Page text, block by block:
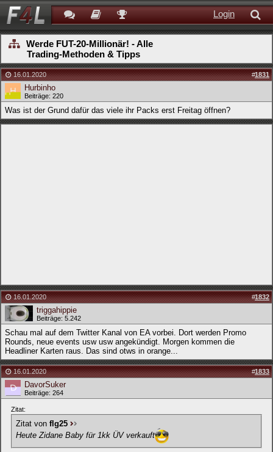
Login
Werde FUT-20-Millionär! - Alle
Trading-Methoden & Tipps
16.01.2020 #1831
Hurbinho
Beiträge: 220
Was ist der Grund dafür das viele ihr Packs erst Freitag öffnen?
16.01.2020 #1832
triggahippie
Beiträge: 5.242
Schau mal auf dem Twitter Kanal von EA vorbei. Dort werden Promo
Rounds, neue events usw usw angekündigt. Morgen kommen die
Headliner Karten raus. Das sind otws in orange...
16.01.2020 #1833
DavorSuker
Beiträge: 264
Zitat:
Zitat von flg25
Heute Zidane Baby für 1kk ÜV verkauft